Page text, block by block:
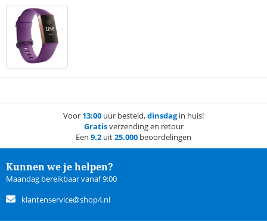
Voor 13:00 uur besteld,dinsdagin huis!
Gratisverzending en retour
Een 9.2 uit25.000 beoordelingen
Kunnen we je helpen?
Maandag bereikbaar vanaf 9:00
klantenservice@shop4.nl